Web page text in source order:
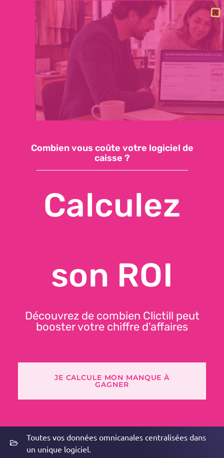
BESOIN DE CHANGER RAPIDEMENT DE LOGICIEL DE CAISSE ?
DÉCOUVREZ NOTRE OFFRE ESSENTIELLE : 59€/MOIS, SUPPORT
INCLUS, INSTALLATION EN QUELQUES JOURS
Demandez une démo
Accéder à ma caisse
DÉCOUVREZ LES
CLICTILL
Logiciel POS ergonomique et personnalisable, facile
Toutes vos données omnicanales centralisées dans
un unique logiciel.
Combien vous coûte votre logiciel de
caisse ?
Calculez
son ROI
Découvrez de combien Clictill peut
booster votre chiffre d'affaires
JE CALCULE MON MANQUE À
GAGNER